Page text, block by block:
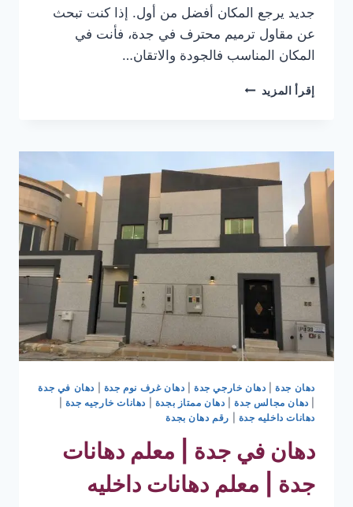
جديد يرجع المكان أفضل من أول. إذا كنت تبحث
عن مقاول ترميم محترف في جدة، فأنت في
المكان المناسب فالجودة والاتقان…
إقرأ المزيد افضل
جدة
مقاولات
دهان جدة| دهان خارجي جدة| دهان غرف نوم جدة
دهان في جدة
دهان مجالس جدة| دهان ممتاز بجدة دهانات خارجيه جدة
دهانات داخليه جدة
رقم دهان بجدة
دهان في جدة | معلم دهانات
جدة | معلم دهانات داخليه